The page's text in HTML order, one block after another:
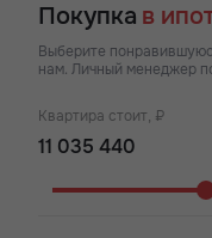
Покупка в
Выберите
нам. Личный менеджер
Квартира стоит, ₽